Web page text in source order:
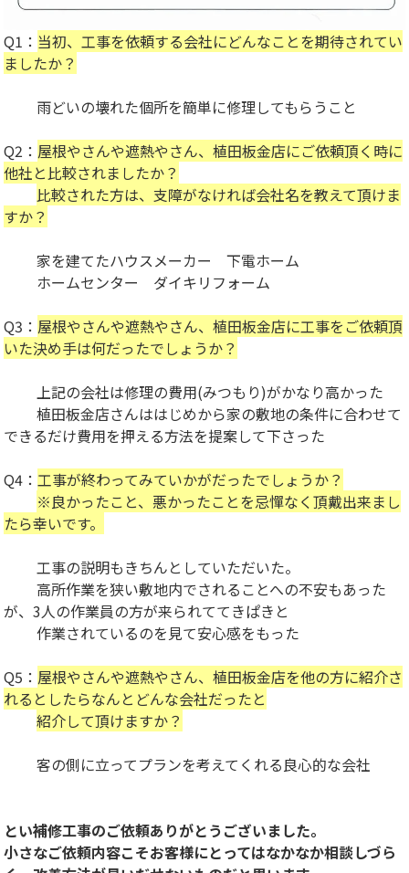
Q1： 当初、工事を依頼する会社にどんなことを期待されてい
ましたか？
雨どいの壊れた個所を簡単に修理してもらうこと
Q2： 屋根やさんや遮熱やさん、植田板金店にご依頼頂く時に
他社と比較されましたか？
比較された方は、支障がなければ会社名を教えて頂けま
すか？
家を建てたハウスメーカー 下電ホーム
ホームセンター ダイキリフォーム
Q3： 屋根やさんや遮熱やさん、植田板金店に工事をご依頼頂
いた決め手は何だったでしょうか？
上記の会社は修理の費用(みつもり)がかなり高かった
植田板金店さんははじめから家の敷地の条件に合わせて
できるだけ費用を押える方法を提案して下さった
Q4：工事が終わってみていかがだったでしょうか？
※良かったこと、悪かったことを忌憚なく頂戴出来まし
たら幸いです。
工事の説明もきちんとしていただいた。
高所作業を狭い敷地内でされることへの不安もあった
が、3人の作業員の方が来られててきぱきと
作業されているのを見て安心感をもった
Q5： 屋根やさんや遮熱やさん、植田板金店を他の方に紹介さ
れるとしたらなんとどんな会社だったと
紹介して頂けますか？
客の側に立ってプランを考えてくれる良心的な会社
とい補修工事のご依頼ありがとうございました。
小さなご依頼内容こそお客様にとってはなかなか相談しづら